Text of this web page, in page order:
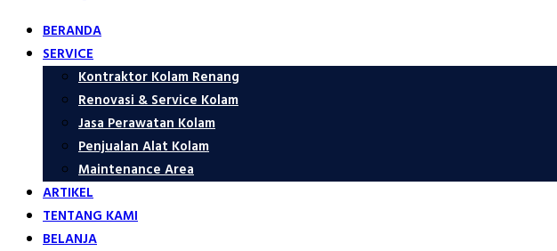
BERANDA
SERVICE
Kontraktor Kolam Renang
Renovasi & Service Kolam
Jasa Perawatan Kolam
Penjualan Alat Kolam
Maintenance Area
ARTIKEL
TENTANG KAMI
BELANJA